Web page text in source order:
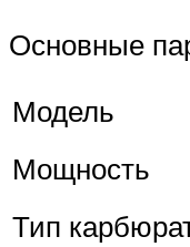
Основные
Модель
Мощность
Тип